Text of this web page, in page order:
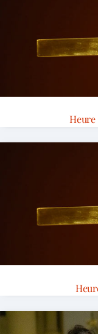
Heure